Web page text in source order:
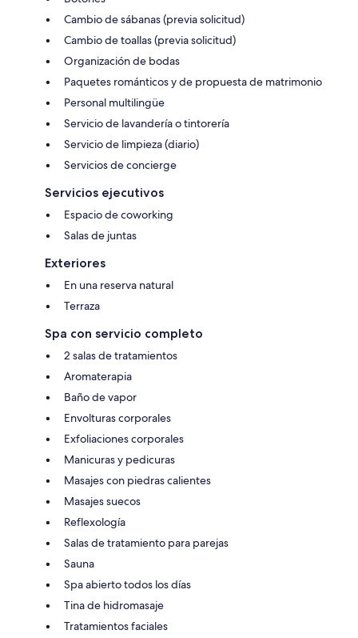
Cambio de sábanas (previa solicitud)
Cambio de toallas (previa solicitud)
Organización de bodas
Paquetes románticos y de propuesta de matrimonio
Personal multilingüe
Servicio de lavandería o tintorería
Servicio de limpieza (diario)
Servicios de concierge
Servicios ejecutivos
Espacio de coworking
Salas de juntas
Exteriores
En una reserva natural
Terraza
Spa con servicio completo
2 salas de tratamientos
Aromaterapia
Baño de vapor
Envolturas corporales
Exfoliaciones corporales
Manicuras y pedicuras
Masajes con piedras calientes
Masajes suecos
Reflexología
Salas de tratamiento para parejas
Sauna
Spa abierto todos los días
Tina de hidromasaje
Tratamientos faciales